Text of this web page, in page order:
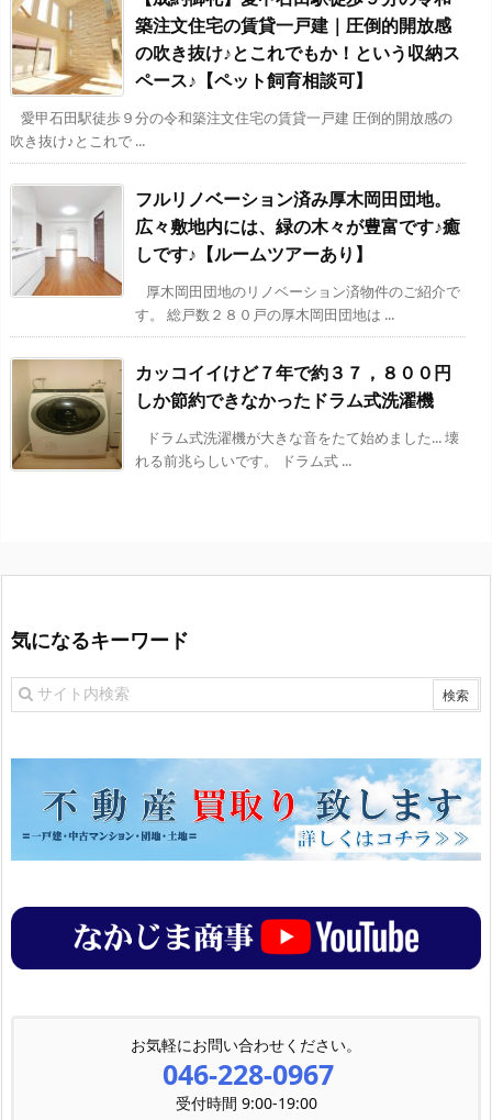
築注文住宅の賃貸一戸建｜圧倒的開放感
の吹き抜け♪とこれでもか！という収納ス
ペース♪【ペット飼育相談可】
愛甲石田駅徒歩９分の令和築注文住宅の賃貸一戸建 圧倒的開放感の
吹き抜け♪とこれで ...
フルリノベーション済み厚木岡田団地。
広々敷地内には、緑の木々が豊富です♪癒
しです♪【ルームツアーあり】
厚木岡田団地のリノベーション済物件のご紹介で
す。 総戸数２８０戸の厚木岡田団地は ...
カッコイイけど７年で約３７，８００円
しか節約できなかったドラム式洗濯機
ドラム式洗濯機が大きな音をたて始めました... 壊
れる前兆らしいです。 ドラム式 ...
気になるキーワード
お気軽にお問い合わせください。
046-228-0967
受付時間 9:00-19:00